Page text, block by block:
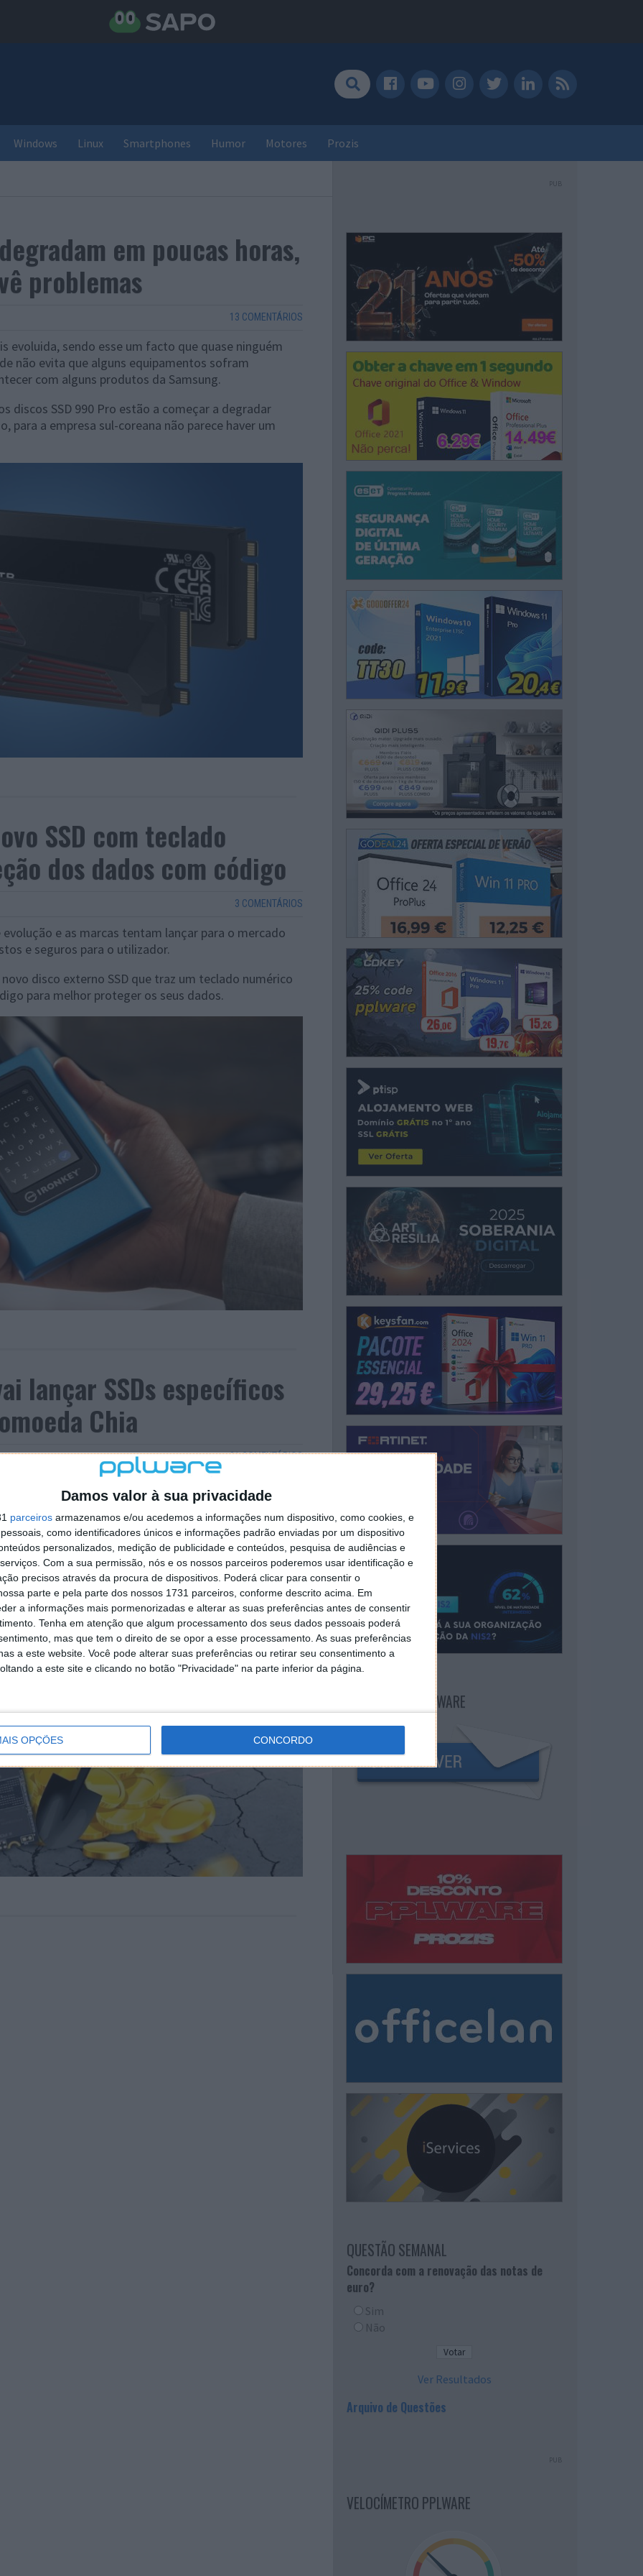
Damos valor à sua privacidade
parceiros armazenamos e/ou acedemos a informações num dispositivo, como cookies, e
como identificadores únicos e informações padrão enviadas por um dispositivo
personalizados, medição de publicidade e conteúdos, pesquisa de audiências e
Com a sua permissão, nós e os nossos parceiros poderemos usar identificação e
precisos através da procura de dispositivos. Poderá clicar para consentir o
parte e pela parte dos nossos 1731 parceiros, conforme descrito acima. Em
a informações mais pormenorizadas e alterar as suas preferências antes de consentir
Tenha em atenção que algum processamento dos seus dados pessoais poderá
mas que tem o direito de se opor a esse processamento. As suas preferências
a este website. Você pode alterar suas preferências ou retirar seu consentimento a
a este site e clicando no botão "Privacidade" na parte inferior da página.
OPÇÕES CONCORDO
Windows Linux Smartphones Humor Motores Prozis
em poucas horas,
problemas
13 COMENTÁRIOS
evoluida, sendo esse um facto que quase ninguém
não evita que alguns equipamentos sofram
com alguns produtos da Samsung.
discos SSD 990 Pro estão a começar a degradar
para a empresa sul-coreana não parece haver um
SSD com teclado
dos dados com código
3 COMENTÁRIOS
e as marcas tentam lançar para o mercado
e seguros para o utilizador.
disco externo SSD que traz um teclado numérico
para melhor proteger os seus dados.
lançar SSDs específicos
Chia
21 COMENTÁRIOS
criada pelo fundador do BitTorrent e que
é que pode ser minerada através de discos HDD e
irá lançar discos SSD exclusivos para a
PUB
NEWSLETTER PPLWARE
QUESTÃO SEMANAL
Concorda com a renovação das notas de
euro?
Sim
Não
Ver Resultados
Arquivo de Questões
PUB
VELOCÍMETRO PPLWARE